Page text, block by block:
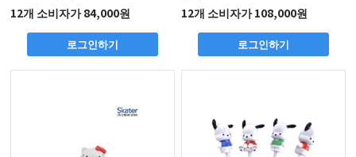
12개 소비자가 84,000원
로그인하기
12개 소비자가 108,000원
로그인하기